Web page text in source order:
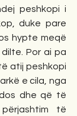
peshkopi i
duke pare
hypte meqë
Por ai pa
atij peshkopi
e cila, nga
dhe që të
të